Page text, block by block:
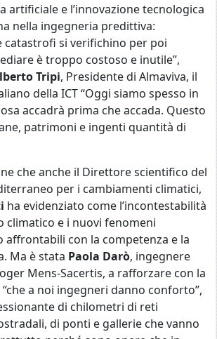
artificiale e l’innovazione tecnologica
nella ingegneria predittiva:
catastrofi si verifichino per poi
è troppo costoso e inutile”,
Tripi, Presidente di Almaviva, il
della ICT “Oggi siamo spesso in
accadrà prima che accada. Questo
patrimoni e ingenti quantità di
che anche il Direttore scientifico del
per i cambiamenti climatici,
ha evidenziato come l’incontestabilità
climatico e i nuovi fenomeni
affrontabili con la competenza e la
Ma è stata Paola Darò, ingegnere
Mens-Sacertis, a rafforzare con la
a noi ingegneri danno conforto”,
di chilometri di reti
di ponti e gallerie che vanno